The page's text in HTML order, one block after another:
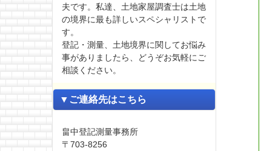
夫です。私達、土地家屋調査士は土地
の境界に最も詳しいスペシャリストで
す。
登記・測量、土地境界に関してお悩み
事がありましたら、どうぞお気軽にご
相談ください。
▼ご連絡先はこちら
畠中登記測量事務所
〒703-8256